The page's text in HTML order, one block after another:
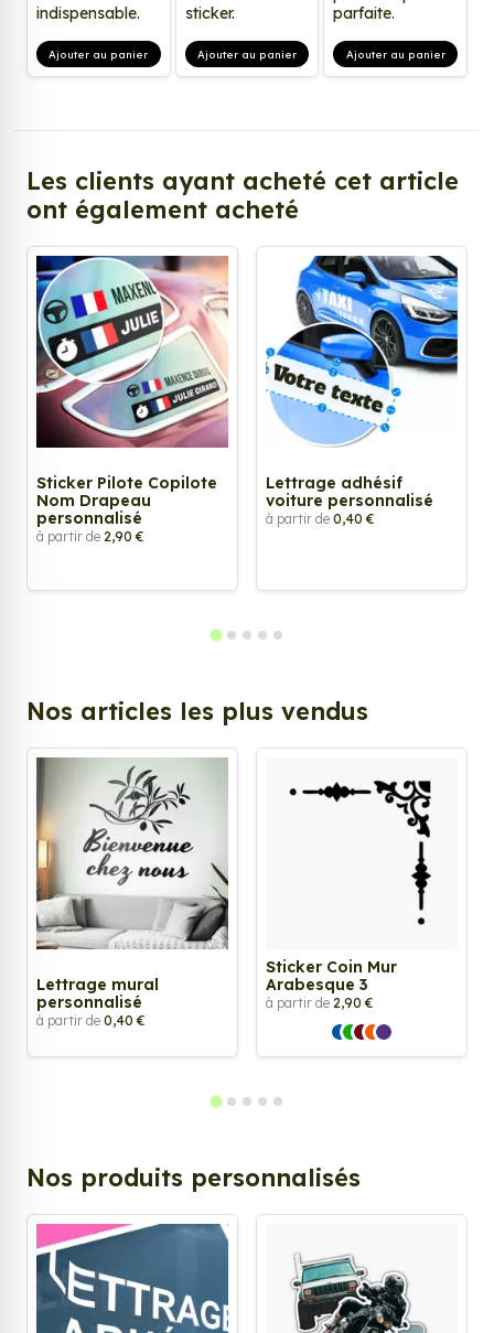
indispensable.
Ajouter au panier
sticker.
Ajouter au panier
parfaite.
Ajouter au panier
Les clients ayant acheté cet article
ont également acheté
Sticker Pilote Copilote
Nom Drapeau
personnalisé
à partir de 2,90 €
Lettrage adhésif
voiture personnalisé
à partir de 0,40 €
Nos articles les plus vendus
Lettrage mural
personnalisé
à partir de 0,40 €
Sticker Coin Mur
Arabesque 3
à partir de 2,90 €
Nos produits personnalisés